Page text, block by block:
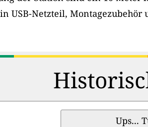
USB-Netzteil,
Ups...